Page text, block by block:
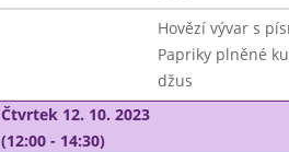
Hovězí vývar s
Papriky plněné
džus
Čtvrtek 12. 10. 2023
(12:00 - 14:30)